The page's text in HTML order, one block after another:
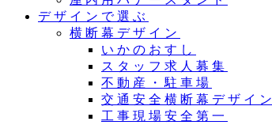
デザインで選ぶ
横断幕デザイン
いかのおすし
スタッフ求人募集
不動産・駐車場
交通安全横断幕デザイン
工事現場安全第一